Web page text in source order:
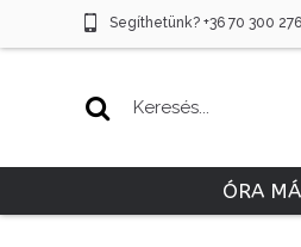
Segíthetünk? +36 70 300
ÓRA